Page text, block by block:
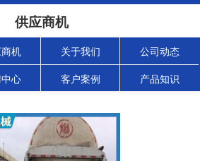
供应商机
机 关于我们 公司动态
心 客户案例 产品知识